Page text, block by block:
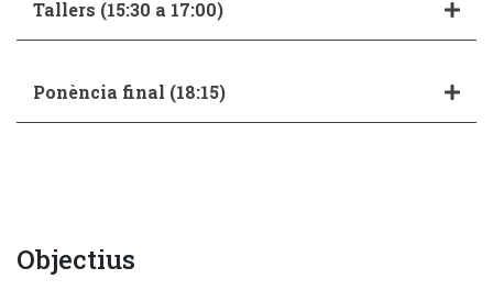
Tallers (15:30 a 17:00)
Ponència final (18:15)
Objectius